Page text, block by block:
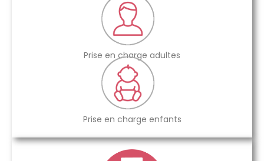
Prise en charge adultes
Prise en charge enfants